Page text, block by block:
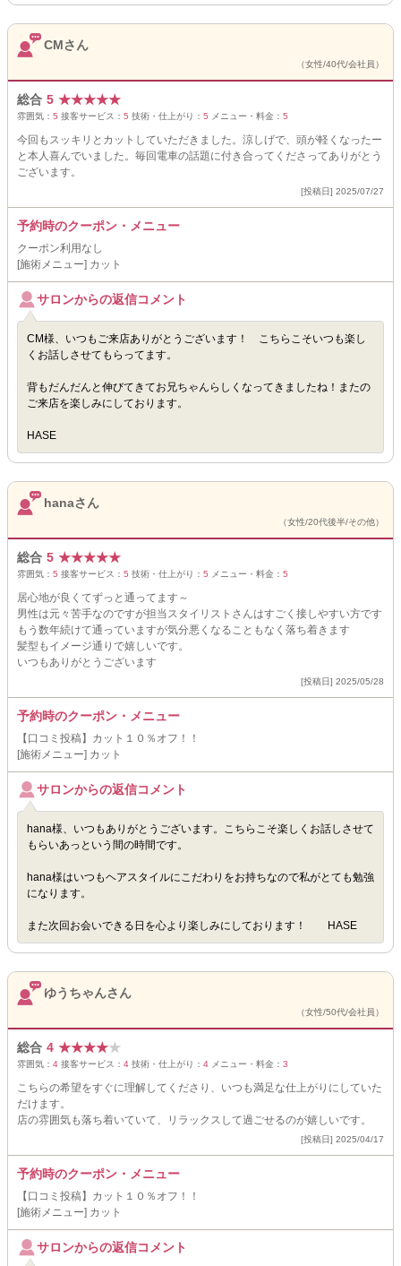
CMさん
（女性/40代/会社員）
総合 5 ★★★★★
雰囲気： 5 接客サービス： 5 技術・仕上がり： 5 メニュー・料金： 5
今回もスッキリとカットしていただきました。涼しげで、頭が軽くなったー
と本人喜んでいました。毎回電車の話題に付き合ってくださってありがとう
ございます。
[投稿日] 2025/07/27
予約時のクーポン・メニュー
クーポン利用なし
[施術メニュー] カット
サロンからの返信コメント
CM様、いつもご来店ありがとうございます！ こちらこそいつも楽し
くお話しさせてもらってます。
背もだんだんと伸びてきてお兄ちゃんらしくなってきましたね！またの
ご来店を楽しみにしております。
HASE
hanaさん
（女性/20代後半/その他）
総合 5 ★★★★★
雰囲気： 5 接客サービス： 5 技術・仕上がり： 5 メニュー・料金： 5
居心地が良くてずっと通ってます～
男性は元々苦手なのですが担当スタイリストさんはすごく接しやすい方です
もう数年続けて通っていますが気分悪くなることもなく落ち着きます
髪型もイメージ通りで嬉しいです。
いつもありがとうございます
[投稿日] 2025/05/28
予約時のクーポン・メニュー
【口コミ投稿】カット１０％オフ！！
[施術メニュー] カット
サロンからの返信コメント
hana様、いつもありがとうございます。こちらこそ楽しくお話しさせて
もらいあっという間の時間です。
hana様はいつもヘアスタイルにこだわりをお持ちなので私がとても勉強
になります。
また次回お会いできる日を心より楽しみにしております！ HASE
ゆうちゃんさん
（女性/50代/会社員）
総合 4 ★★★★★
雰囲気： 4 接客サービス： 4 技術・仕上がり： 4 メニュー・料金： 3
こちらの希望をすぐに理解してくださり、いつも満足な仕上がりにしていた
だけます。
店の雰囲気も落ち着いていて、リラックスして過ごせるのが嬉しいです。
[投稿日] 2025/04/17
予約時のクーポン・メニュー
【口コミ投稿】カット１０％オフ！！
[施術メニュー] カット
サロンからの返信コメント